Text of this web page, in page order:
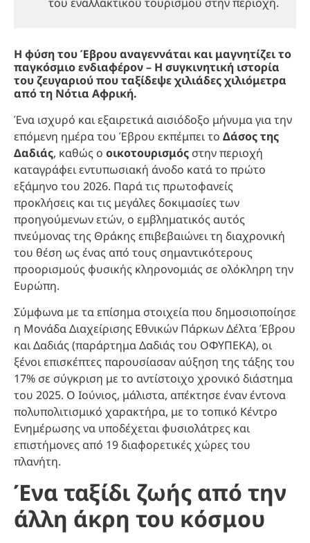
Η φύση του Έβρου αναγεννάται και μαγνητίζει το
παγκόσμιο ενδιαφέρον – Η συγκινητική ιστορία
του ζευγαριού που ταξίδεψε χιλιάδες χιλιόμετρα
από τη Νότια Αφρική.
Ένα ισχυρό και εξαιρετικά αισιόδοξο μήνυμα για την
επόμενη ημέρα του Έβρου εκπέμπει το Δάσος της
Δαδιάς, καθώς ο οικοτουρισμός στην περιοχή
καταγράφει εντυπωσιακή άνοδο κατά το πρώτο
εξάμηνο του 2026. Παρά τις πρωτοφανείς
προκλήσεις και τις μεγάλες δοκιμασίες των
προηγούμενων ετών, ο εμβληματικός αυτός
πνεύμονας της Θράκης επιβεβαιώνει τη διαχρονική
του θέση ως ένας από τους σημαντικότερους
προορισμούς φυσικής κληρονομιάς σε ολόκληρη την
Ευρώπη.
Σύμφωνα με τα επίσημα στοιχεία που δημοσιοποίησε
η Μονάδα Διαχείρισης Εθνικών Πάρκων Δέλτα Έβρου
και Δαδιάς (παράρτημα Δαδιάς του ΟΦΥΠΕΚΑ), οι
ξένοι επισκέπτες παρουσίασαν αύξηση της τάξης του
17% σε σύγκριση με το αντίστοιχο χρονικό διάστημα
του 2025. Ο Ιούνιος, μάλιστα, απέκτησε έναν έντονα
πολυπολιτισμικό χαρακτήρα, με το τοπικό Κέντρο
Ενημέρωσης να υποδέχεται φυσιολάτρες και
επιστήμονες από 19 διαφορετικές χώρες του
πλανήτη.
Ένα ταξίδι ζωής από την
άλλη άκρη του κόσμου